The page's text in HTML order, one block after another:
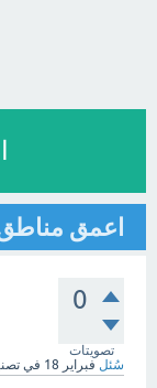
اعمق
0
تصويتات
سُئل فبراير 18 في